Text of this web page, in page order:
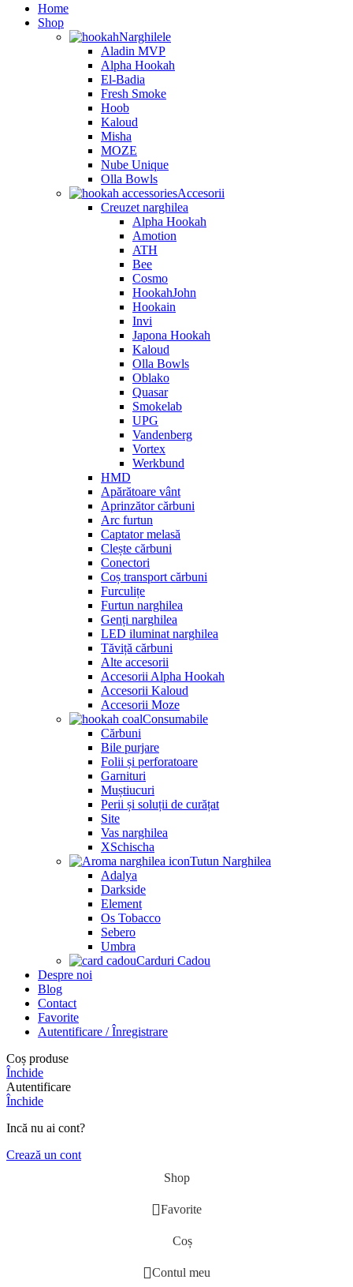
Home
Shop
Narghilele
Aladin MVP
Alpha Hookah
El-Badia
Fresh Smoke
Hoob
Kaloud
Misha
MOZE
Nube Unique
Olla Bowls
Accesorii
Creuzet narghilea
Alpha Hookah
Amotion
ATH
Bee
Cosmo
HookahJohn
Hookain
Invi
Japona Hookah
Kaloud
Olla Bowls
Oblako
Quasar
Smokelab
UPG
Vandenberg
Vortex
Werkbund
HMD
Apărătoare vânt
Aprinzător cărbuni
Arc furtun
Captator melasă
Clește cărbuni
Conectori
Coș transport cărbuni
Furculițe
Furtun narghilea
Genți narghilea
LED iluminat narghilea
Tăviță cărbuni
Alte accesorii
Accesorii Alpha Hookah
Accesorii Kaloud
Accesorii Moze
Consumabile
Cărbuni
Bile purjare
Folii și perforatoare
Garnituri
Muștiucuri
Perii și soluții de curățat
Site
Vas narghilea
XSchischa
Tutun Narghilea
Adalya
Darkside
Element
Os Tobacco
Sebero
Umbra
Carduri Cadou
Despre noi
Blog
Contact
Favorite
Autentificare / Înregistrare
Coș produse
Închide
Autentificare
Închide
Incă nu ai cont?
Crează un cont
Shop
Favorite
Coș
Contul meu